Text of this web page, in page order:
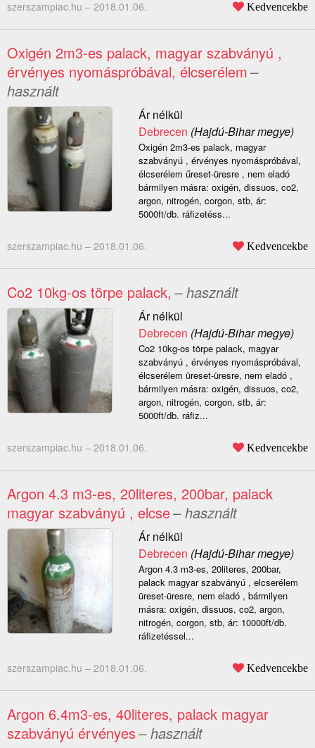
szerszampiac.hu – 2018.01.06. Kedvencekbe
Oxigén 2m3-es palack, magyar szabványú ,
érvényes nyomáspróbával, élcserélem–
használt
Ár nélkül
Debrecen (Hajdú-Bihar megye)
Oxigén 2m3-es palack, magyar
szabványú , érvényes nyomáspróbával,
élcserélem űreset-üresre , nem eladó
bármilyen másra: oxigén, dissuos, co2,
argon, nitrogén, corgon, stb, ár:
5000ft/db. ráfizetéss...
szerszampiac.hu – 2018.01.06. Kedvencekbe
Co2 10kg-os törpe palack, – használt
Ár nélkül
Debrecen (Hajdú-Bihar megye)
Co2 10kg-os törpe palack, magyar
szabványú , érvényes nyomáspróbával,
élcserélem üreset-üresre, nem eladó ,
bármilyen másra: oxigén, dissuos, co2,
argon, nitrogén, corgon, stb, ár:
5000ft/db. ráfiz...
szerszampiac.hu – 2018.01.06. Kedvencekbe
Argon 4.3 m3-es, 20literes, 200bar, palack
magyar szabványú , elcse– használt
Ár nélkül
Debrecen (Hajdú-Bihar megye)
Argon 4.3 m3-es, 20literes, 200bar,
palack magyar szabványú , elcserélem
üreset-üresre, nem eladó , bármilyen
másra: oxigén, dissuos, co2, argon,
nitrogén, corgon, stb, ár: 10000ft/db.
ráfizetéssel...
szerszampiac.hu – 2018.01.06. Kedvencekbe
Argon 6.4m3-es, 40literes, palack magyar
szabványú érvényes– használt